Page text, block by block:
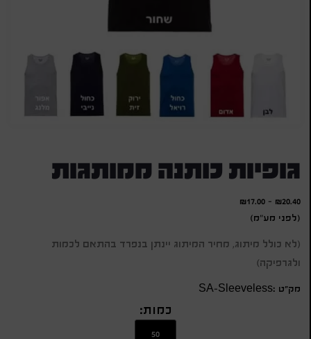
גופיות כותנה ממותגות
₪20.40
-
₪17.00
(לפני מע"מ)
(לא כולל מיתוג, מחיר המיתוג יינתן בנפרד בהתאם לכמות
ולגרפיקה)
מק״ט :SA-Sleeveless
כמות: